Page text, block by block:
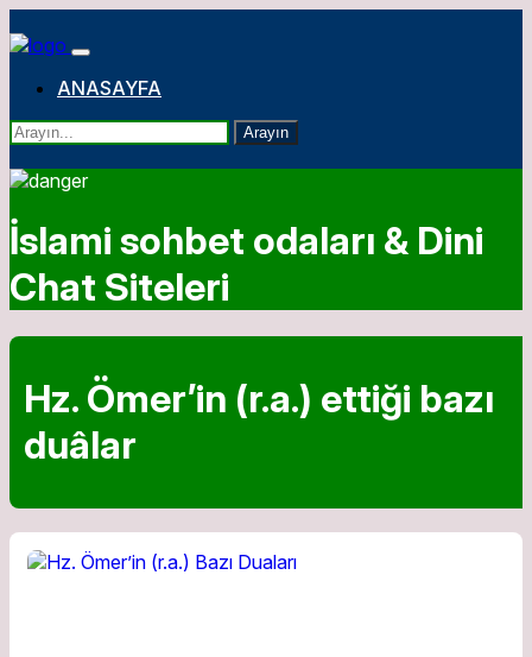
ANASAYFA
Arayın
İslami sohbet odaları & Dini
Chat Siteleri
Hz. Ömer’in (r.a.) ettiği bazı
duâlar